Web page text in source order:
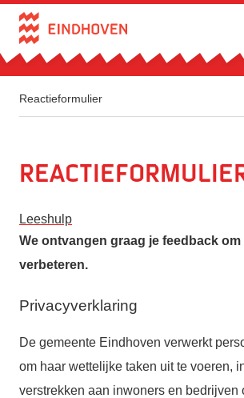
Direct naar de inhoud
Reactieformulier
Leeshulp
We ontvangen graag je feedback
verbeteren.
Privacyverklaring
De gemeente Eindhoven verwerkt
om haar wettelijke taken uit te voeren,
verstrekken aan inwoners en bedrijven